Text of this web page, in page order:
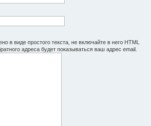
в виде простого текста, не включайте в него HTML
адреса будет показываться ваш адрес email.